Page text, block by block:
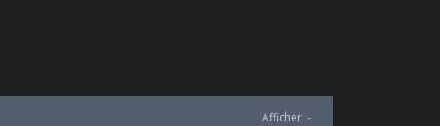
Afficher -